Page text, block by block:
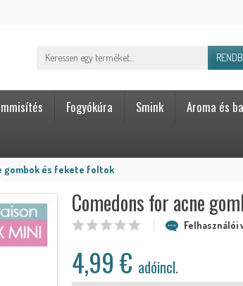
Fogyókúra Smink Aroma és
gombok és fekete foltok
Comedons for acne
Felhasználói
4,99 € adóincl.